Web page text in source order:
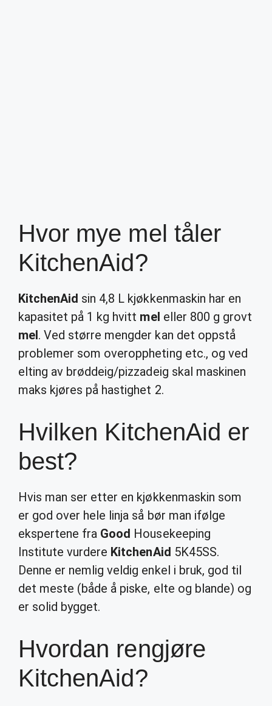
Hvor mye mel tåler
KitchenAid?
KitchenAid sin 4,8 L kjøkkenmaskin har en
kapasitet på 1 kg hvitt mel eller 800 g grovt
mel. Ved større mengder kan det oppstå
problemer som overoppheting etc., og ved
elting av brøddeig/pizzadeig skal maskinen
maks kjøres på hastighet 2.
Hvilken KitchenAid er
best?
Hvis man ser etter en kjøkkenmaskin som
er god over hele linja så bør man ifølge
ekspertene fra Good Housekeeping
Institute vurdere KitchenAid 5K45SS.
Denne er nemlig veldig enkel i bruk, god til
det meste (både å piske, elte og blande) og
er solid bygget.
Hvordan rengjøre
KitchenAid?